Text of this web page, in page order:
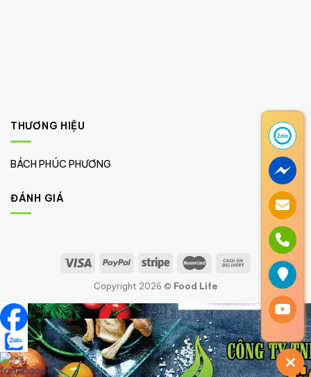
THƯƠNG HIỆU
BÁCH PHÚC PHƯƠNG (1)
ĐÁNH GIÁ
Copyright 2026 © Food Life